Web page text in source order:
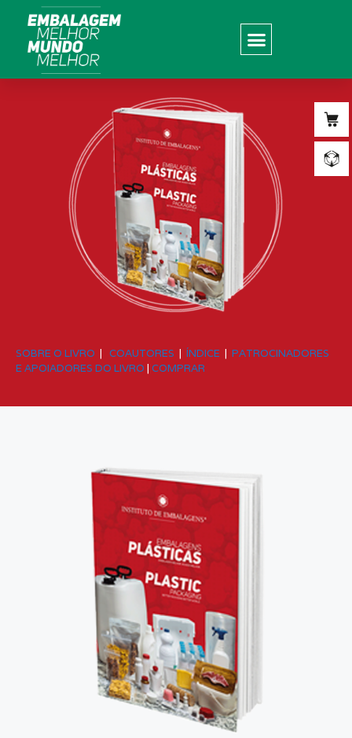
SOBRE O LIVRO | COAUTORES | ÍNDICE | PATROCINADORES
E APOIADORES DO LIVRO | COMPRAR